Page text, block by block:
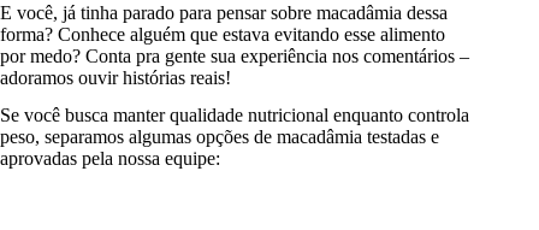
E você, já tinha parado para pensar sobre macadâmia dessa
forma? Conhece alguém que estava evitando esse alimento
por medo? Conta pra gente sua experiência nos comentários –
adoramos ouvir histórias reais!
Se você busca manter qualidade nutricional enquanto controla
peso, separamos algumas opções de macadâmia testadas e
aprovadas pela nossa equipe: